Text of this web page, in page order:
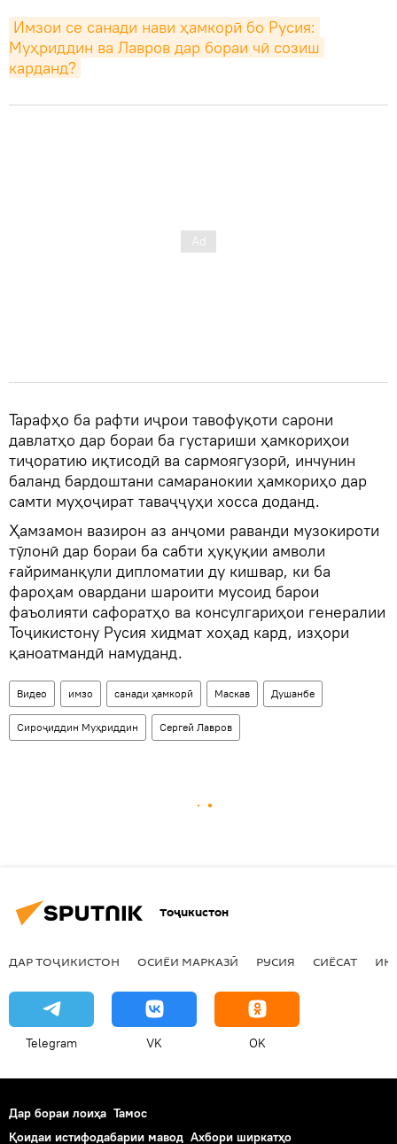
Имзои се санади нави ҳамкорӣ бо Русия:
Муҳриддин ва Лавров дар бораи чӣ созиш
карданд?
Тарафҳо ба рафти иҷрои тавофуқоти сарони
давлатҳо дар бораи ба густариши ҳамкориҳои
тиҷоратию иқтисодӣ ва сармоягузорӣ, инчунин
баланд бардоштани самаранокии ҳамкориҳо дар
самти муҳоҷират таваҷҷуҳи хосса доданд.
Ҳамзамон вазирон аз анҷоми раванди музокироти
тӯлонӣ дар бораи ба сабти ҳуқуқии амволи
ғайриманқули дипломатии ду кишвар, ки ба
фароҳам овардани шароити мусоид барои
фаъолияти сафоратҳо ва консулгариҳои генералии
Тоҷикистону Русия хидмат хоҳад кард, изҳори
қаноатмандӣ намуданд.
Видео имзо санади ҳамкорӣ Маскав Душанбе
Сироҷиддин Муҳриддин Сергей Лавров
Тоҷикистон
ДАР ТОҶИКИСТОН ОСИЁИ МАРКАЗӢ РУСИЯ СИЁСАТ
Telegram VK OK
Дар бораи лоиҳа Тамос
Қоидаи истифодабарии мавод Ахбори ширкатҳо